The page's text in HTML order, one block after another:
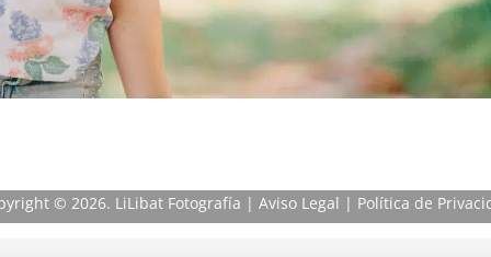
© 2026. LiLibat Fotografía | Aviso Legal | Política de